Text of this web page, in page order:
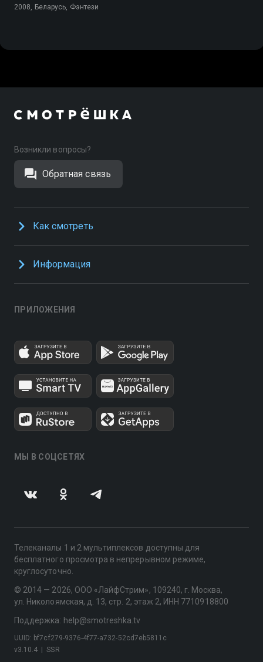
2008, Беларусь, Фэнтези
Возникли вопросы?
Обратная связь
Как смотреть
Информация
ПРИЛОЖЕНИЯ
МЫ В СОЦСЕТЯХ
Телеканалы 1 и 2 мультиплексов доступны для
бесплатного просмотра в непрерывном режиме,
круглосуточно.
© 2014 — 2026, ООО «ЛайфСтрим», 109240, г. Москва,
ул. Николоямская, д. 13, стр. 2, этаж 2, ИНН 7710918800
Поддержка: help@smotreshka.tv
v3.10.4 SSR
UUID: bf7cf279-9376-4f77-a732-52cd7eb5811c